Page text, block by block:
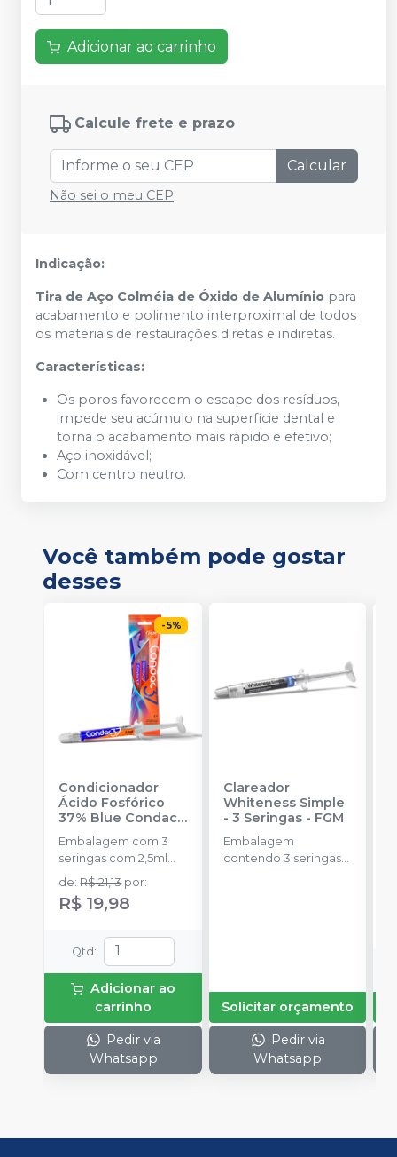
Adicionar ao carrinho
Calcule frete e prazo
Calcular
Não sei o meu CEP
Indicação:
Tira de Aço Colméia de Óxido de Alumínio para
acabamento e polimento interproximal de todos
os materiais de restaurações diretas e indiretas.
Características:
Os poros favorecem o escape dos resíduos,
impede seu acúmulo na superfície dental e
torna o acabamento mais rápido e efetivo;
Aço inoxidável;
Com centro neutro.
Você também pode gostar
desses
-5%
Condicionador
Ácido Fosfórico
37% Blue Condac-
FGM
Embalagem com 3
seringas com 2,5ml
cada uma e 3
ponteiras para
aplicação.
de:R$ 21,13 por:
R$ 19,98
Qtd :
Adicionar ao
carrinho
Pedir via
Whatsapp
Clareador
Whiteness Simple
- 3 Seringas- FGM
Embalagem
contendo 3 seringas
Solicitar orçamento
Pedir via
Whatsapp